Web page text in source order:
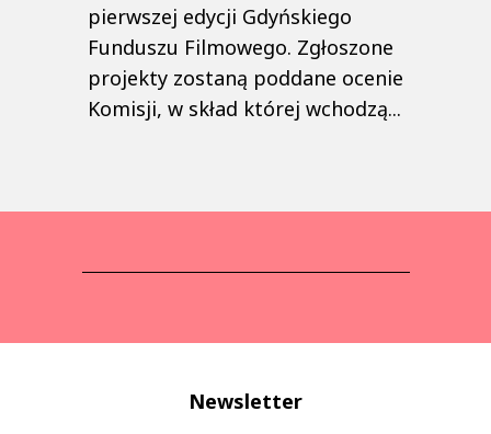
pierwszej edycji Gdyńskiego
Funduszu Filmowego. Zgłoszone
projekty zostaną poddane ocenie
Komisji, w skład której wchodzą...
Newsletter